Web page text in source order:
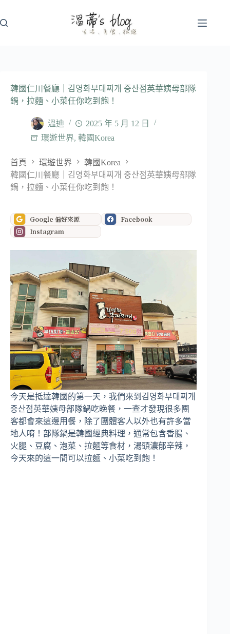
至
韓國仁川餐廳｜김영화부대찌개 중산점英華姨母部隊
鍋，拉麵、小菜任你吃到飽！
溫迪
2025 年 5 月 12 日
環遊世界, 韓國Korea
首頁 環遊世界
韓國Korea
韓國仁川餐廳｜김영화부대찌개 중산점英華姨母部隊
鍋，拉麵、小菜任你吃到飽！
Google 偏好來源
Facebook
Instagram
今天是抵達韓國的第一天，我們來到김영화부대찌개
중산점英華姨母部隊鍋吃晚餐，一查才發現很多團
客都會來這邊用餐，除了團體客人以外也有許多當
地人唷！部隊鍋是韓國經典料理，通常包含香腸、
火腿、豆腐、泡菜、拉麵等食材，湯頭濃郁辛辣，
今天來的這一間可以拉麵、小菜吃到飽！